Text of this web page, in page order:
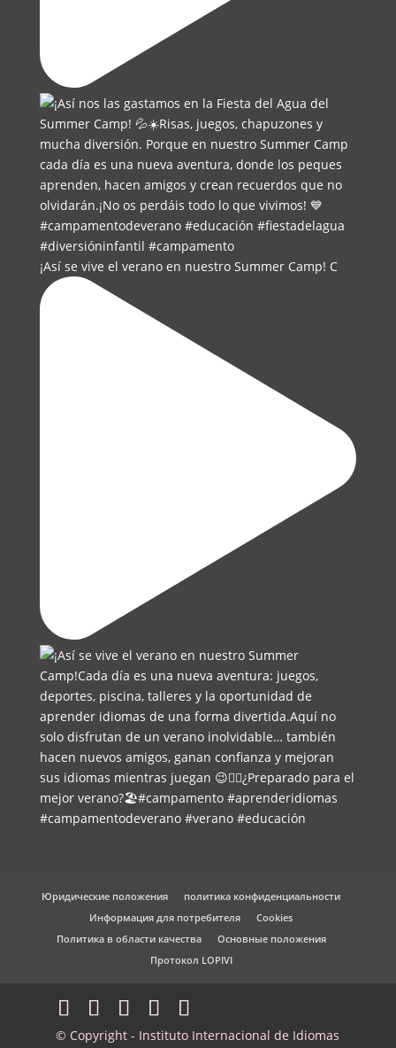
¡Así se vive el verano en nuestro Summer Camp! C
Юридические положения
политика конфиденциальности
Информация для потребителя
Cookies
Политика в области качества
Основные положения
Протокол LOPIVI
© Copyright - Instituto Internacional de Idiomas